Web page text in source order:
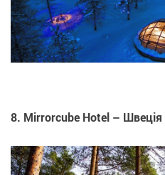
8. Mirrorcube Hotel – Швеція